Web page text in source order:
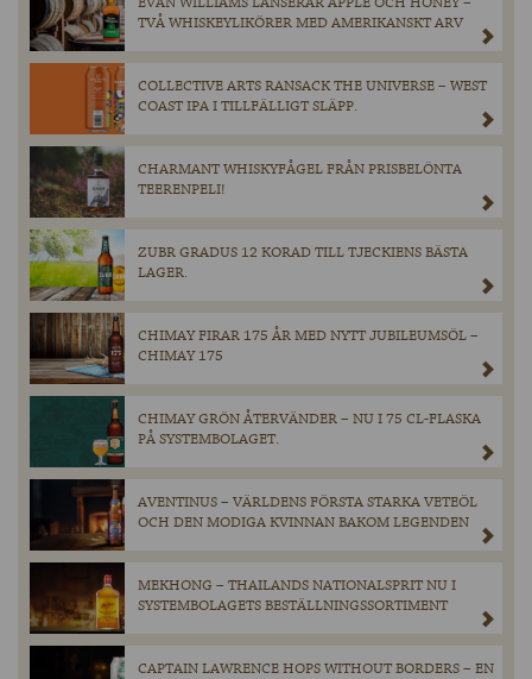
TVÅ WHISKEYLIKÖRER MED AMERIKANSKT ARV
COLLECTIVE ARTS RANSACK THE UNIVERSE – WEST
COAST IPA I TILLFÄLLIGT SLÄPP.
CHARMANT WHISKYFÅGEL FRÅN PRISBELÖNTA
TEERENPELI!
ZUBR GRADUS 12 KORAD TILL TJECKIENS BÄSTA
LAGER.
CHIMAY FIRAR 175 ÅR MED NYTT JUBILEUMSÖL –
CHIMAY 175
CHIMAY GRÖN ÅTERVÄNDER – NU I 75 CL-FLASKA
PÅ SYSTEMBOLAGET.
AVENTINUS – VÄRLDENS FÖRSTA STARKA VETEÖL
OCH DEN MODIGA KVINNAN BAKOM LEGENDEN
MEKHONG – THAILANDS NATIONALSPRIT NU I
SYSTEMBOLAGETS BESTÄLLNINGSSORTIMENT
CAPTAIN LAWRENCE HOPS WITHOUT BORDERS – EN